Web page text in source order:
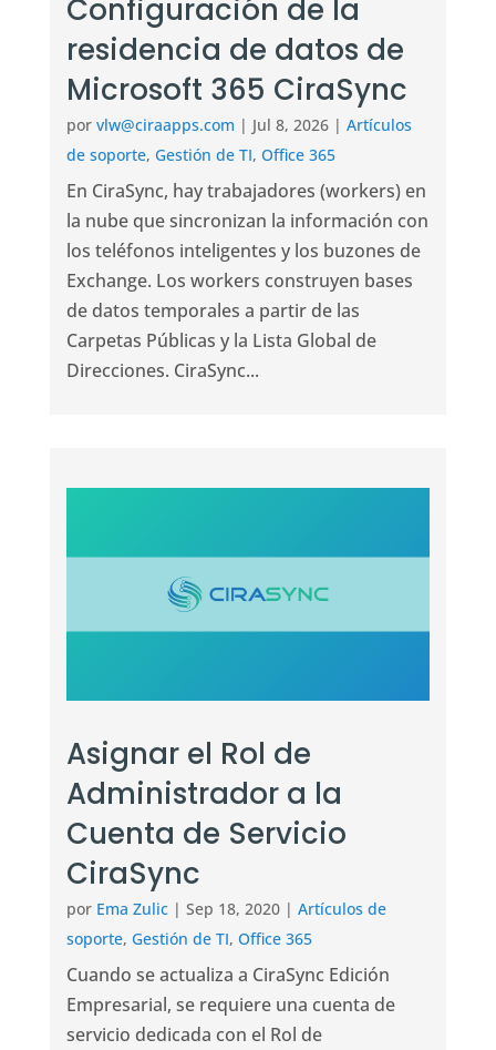
Configuración de la
residencia de datos de
Microsoft 365 CiraSync
por vlw@ciraapps.com | Jul 8, 2026| Artículos
de soporte, Gestión de TI, Office 365
En CiraSync, hay trabajadores (workers) en
la nube que sincronizan la información con
los teléfonos inteligentes y los buzones de
Exchange. Los workers construyen bases
de datos temporales a partir de las
Carpetas Públicas y la Lista Global de
Direcciones. CiraSync...
Asignar el Rol de
Administrador a la
Cuenta de Servicio
CiraSync
por Ema Zulic| Sep 18, 2020| Artículos de
soporte, Gestión de TI, Office 365
Cuando se actualiza a CiraSync Edición
Empresarial, se requiere una cuenta de
servicio dedicada con el Rol de